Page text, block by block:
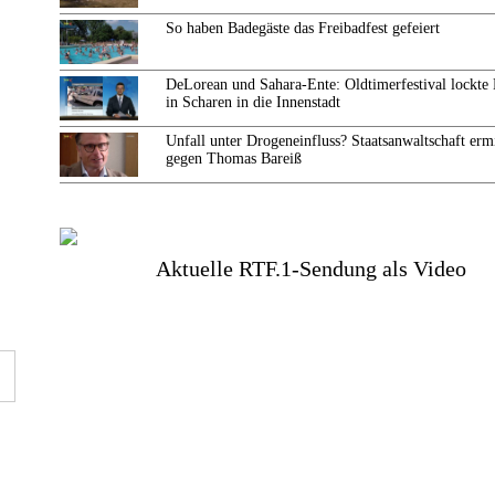
So haben Badegäste das Freibadfest gefeiert
DeLorean und Sahara-Ente: Oldtimerfestival lockte
in Scharen in die Innenstadt
Unfall unter Drogeneinfluss? Staatsanwaltschaft
gegen Thomas Bareiß
Aktuelle RTF.1-Sendung als Video